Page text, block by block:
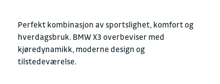
Perfekt kombinasjon av sportslighet, komfort og
hverdagsbruk. BMW X3 overbeviser med
kjøredynamikk, moderne design og
tilstedeværelse.